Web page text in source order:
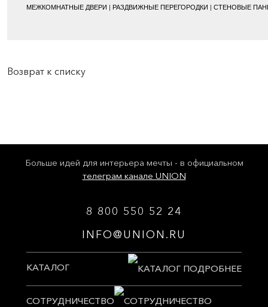
МЕЖКОМНАТНЫЕ ДВЕРИ | РАЗДВИЖНЫЕ ПЕРЕГОРОДКИ | СТЕНОВЫЕ
Возврат к списку
Больше идей для интерьера мечты - в официальном
телеграм канале UNION
8 800 550 52 24
INFO@UNION.RU
КАТАЛОГ
СОТРУДНИЧЕСТВО